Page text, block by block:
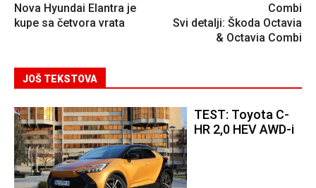
Nova Hyundai Elantra je
kupe sa četvora vrata
Svi detalji: Škoda Octavia
& Octavia Combi
JOŠ TEKSTOVA
TEST: Toyota C-
HR 2,0 HEV AWD-i